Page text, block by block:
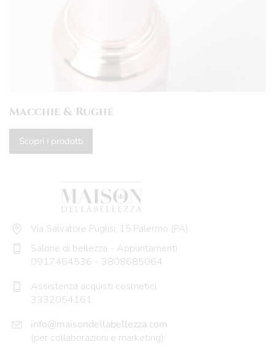
Macchie & Rughe
Scopri i prodotti
Via Salvatore Puglisi, 15 Palermo (PA)
Salone di bellezza - Appuntamenti
0917464536 - 3808685064
Assistenza acquisti cosmetici
3332054161
info@maisondellabellezza.com
(per collaborazioni e marketing)